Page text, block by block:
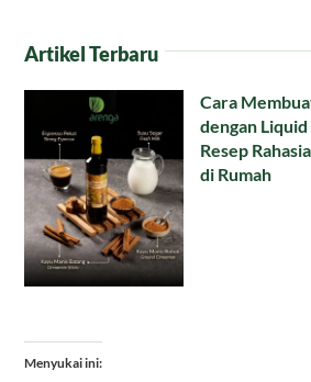
Artikel Terbaru
Cara
dengan
Resep
di Rumah
Menyukai ini: